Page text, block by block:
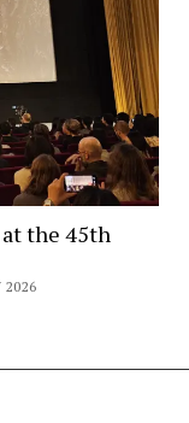
the 45th
2026